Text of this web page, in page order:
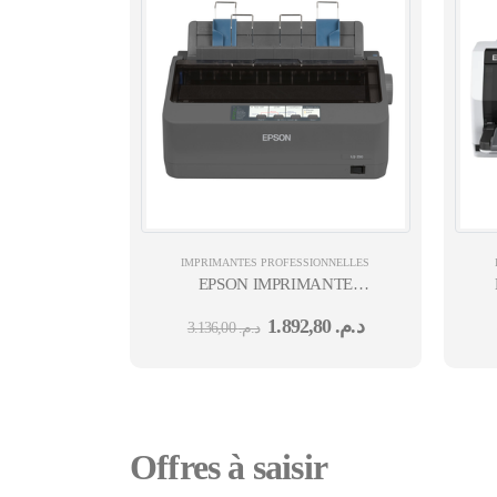
IMPRIMANTES PROFESSIONNELLES
EPSON IMPRIMANTE
د.م.3.136,00 د.م. 1.892,80
Offres à saisir